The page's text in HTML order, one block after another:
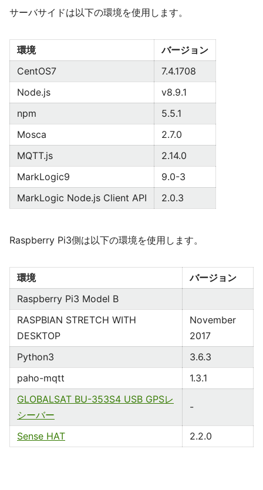
サーバサイドは以下の環境を使用します。
環境
バージョン
CentOS7
7.4.1708
Node.js
v8.9.1
npm
5.5.1
Mosca
2.7.0
MQTT.js
2.14.0
MarkLogic9
9.0-3
MarkLogic Node.js Client API
2.0.3
Raspberry Pi3側は以下の環境を使用します。
環境
バージョン
Raspberry Pi3 Model B
RASPBIAN STRETCH WITH
DESKTOP
November
2017
Python3
3.6.3
paho-mqtt
1.3.1
GLOBALSAT BU-353S4 USB GPSレ
シーバー
-
Sense HAT 2.2.0